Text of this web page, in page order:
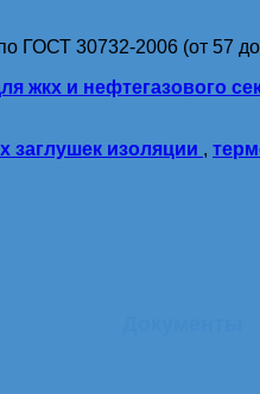
ГОСТ 30732-2006 (от 57
жкх и нефтегазового
заглушек изоляции ,